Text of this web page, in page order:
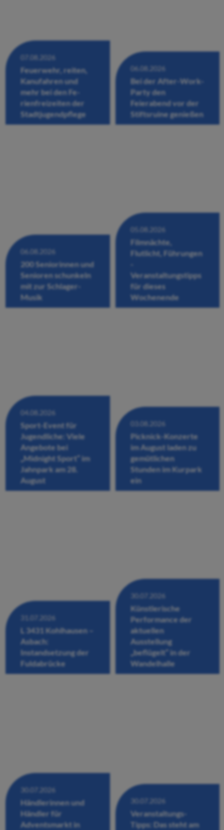
07.08.2026
Feuerwehr, reiten,
Kanufahren und
mehr bei den Fe-
rienfreizeiten der
Stadtjugendpflege
06.08.2026
Bei der After-Work-
Party den
Feierabend vor der
Stiftsruine genießen
06.08.2026
200 Seniorinnen und
Senioren schunkeln
mit zur Schlager-
Musik
05.08.2026
Filmnächte,
Flutlicht, Führungen
Veranstaltungstipps
für dieses
Wochenende
04.08.2026
Sport-Event für
Jugendliche: Viele
Angebote bei
„Midnight Sport“ im
Jahnpark am 28.
August
03.08.2026
Picknick-Konzerte
im August laden zu
gemütlichen
Stunden im Kurpark
ein
31.07.2026
L 3431 Kohlhausen –
Asbach:
Instandsetzung der
Fuldabrücke
30.07.2026
Künstlerische
Performance der
aktuellen
Ausstellung
„beflügelt“ in der
Wandelhalle
30.07.2026
Händlerinnen und
Händler für
Adventsmarkt in
30.07.2026
Veranstaltungs-
Tipps: Das steht am